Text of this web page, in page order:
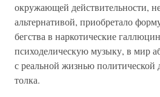
окружающей действительности,
альтернативой, приобретало
бегства в наркотические
психоделическую музыку, в мир
с реальной жизнью политической
толка.